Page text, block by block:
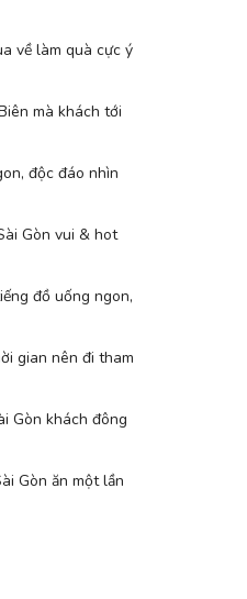
về làm quà cực ý
mà khách tới
độc đáo nhìn
Gòn vui & hot
đồ uống ngon,
gian nên đi tham
Gòn khách đông
Gòn ăn một lần